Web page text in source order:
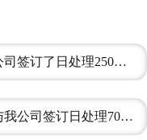
下一篇：吉尔吉斯斯坦客户与我公司签订了日处理250吨的啤酒糟烘干项目
上一篇：江西电联实业发展公司与我公司签订日处理700吨的煤泥烘干机项目（一期）